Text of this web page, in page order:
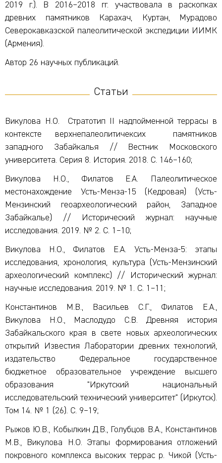
2019 г.). В 2016–2018 гг. участвовала в раскопках
древних памятников Карахач, Куртан, Мурадово
Северокавказской палеолитической экспедиции ИИМК
(Армения).
Автор 26 научных публикаций.
Статьи
Викулова Н.О. Стратотип II надпойменной террасы в
контексте верхнепалеолитичексих памятников
западного Забайкалья // Вестник Московского
университета. Серия 8. История. 2018. С. 146–160;
Викулова Н.О., Филатов Е.А. Палеолитическое
местонахождение Усть-Менза-15 (Кедровая) (Усть-
Мензинский геоархеологический район, Западное
Забайкалье) // Исторический журнал: научные
исследования. 2019. № 2. С. 1–10;
Викулова Н.О., Филатов Е.А. Усть-Менза-5: этапы
исследования, хронология, культура (Усть-Мензинский
археологический комплекс) // Исторический журнал:
научные исследования. 2019. № 1. С. 1–11;
Константинов М.В., Васильев С.Г., Филатов Е.А.,
Викулова Н.О., Маслодудо С.В. Древняя история
Забайкальского края в свете новых археологических
открытий Известия Лаборатории древних технологий,
издательство Федеральное государственное
бюджетное образовательное учреждение высшего
образования "Иркутский национальный
исследовательский технический университет" (Иркутск).
Том 14. № 1 (26). С. 9–19;
Рыжов Ю.В., Кобылкин Д.В., Голубцов В.А., Константинов
М.В., Викулова Н.О. Этапы формирования отложений
покровного комплекса высоких террас р. Чикой (Усть-